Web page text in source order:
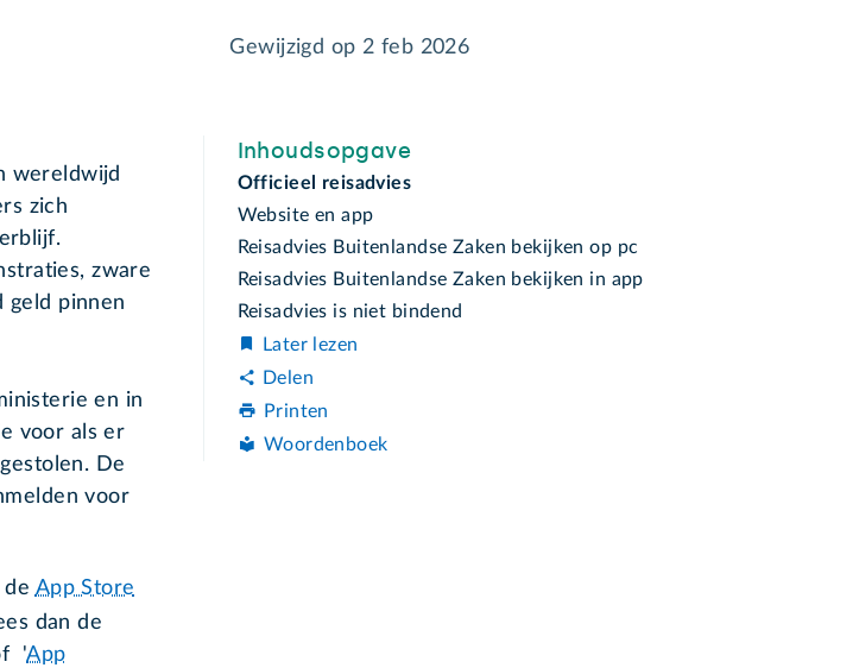
Gewijzigd op2 feb 2026
wereldwijd
zich
zware
geld pinnen
en in
voor als er
De
voor
App Store
dan de
'App
Inhoudsopgave
Officieel reisadvies
Website en app
Reisadvies Buitenlandse Zaken bekijken op pc
Reisadvies Buitenlandse Zaken bekijken in app
Reisadvies is niet bindend
Later lezen
Delen
Printen
Woordenboek